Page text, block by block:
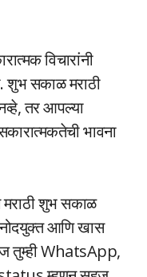
विचारांनी
शुभ सकाळ मराठी
तर आपल्या
भावना
मराठी शुभ सकाळ
आणि खास
तुम्ही WhatsApp,